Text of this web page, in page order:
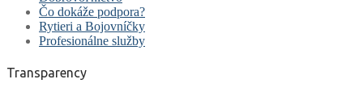
Čo dokáže podpora?
Rytieri a Bojovníčky
Profesionálne služby
Transparency